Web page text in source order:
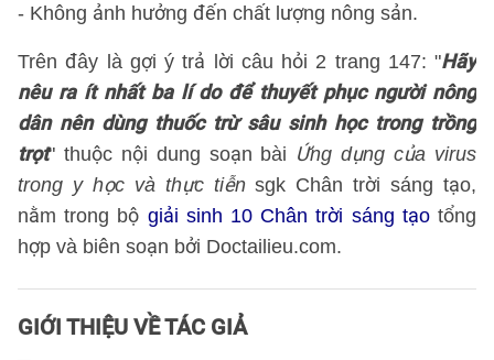
- Không ảnh hưởng đến chất lượng nông sản.
Trên đây là gợi ý trả lời câu hỏi 2 trang 147: "Hãy
nêu ra ít nhất ba lí do để thuyết phục người nông
dân nên dùng thuốc trừ sâu sinh học trong trồng
trọt" thuộc nội dung soạn bài Ứng dụng của virus
trong y học và thực tiễnsgk Chân trời sáng tạo,
nằm trong bộ giải sinh 10 Chân trời sáng tạotổng
hợp và biên soạn bởi Doctailieu.com.
GIỚI THIỆU VỀ TÁC GIẢ